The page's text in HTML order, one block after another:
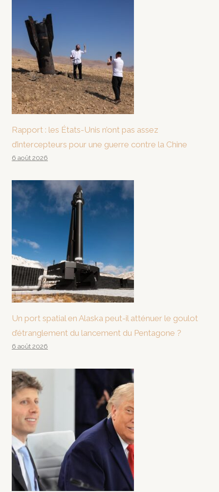
Rapport : les États-Unis n’ont pas assez
d’intercepteurs pour une guerre contre la Chine
6 août 2026
Un port spatial en Alaska peut-il atténuer le goulot
d’étranglement du lancement du Pentagone ?
6 août 2026